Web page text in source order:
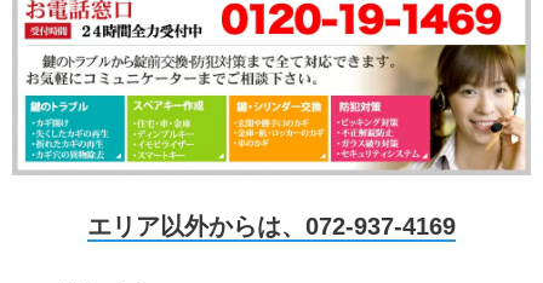
エリア以外からは、072-937-4169